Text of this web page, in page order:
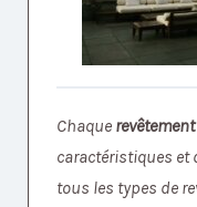
Chaque
caractéristiques et
tous les types de